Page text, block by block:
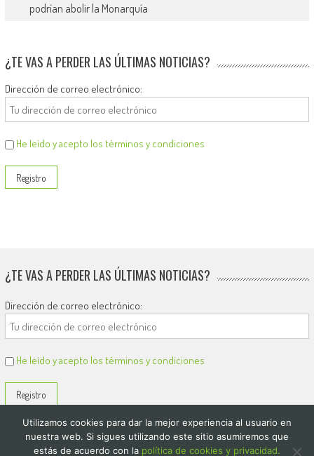
podrían abolir la Monarquía
¿TE VAS A PERDER LAS ÚLTIMAS NOTICIAS?
Dirección de correo electrónico:
He leído y acepto los términos y condiciones
¿TE VAS A PERDER LAS ÚLTIMAS NOTICIAS?
Dirección de correo electrónico:
He leído y acepto los términos y condiciones
Utilizamos cookies para dar la mejor experiencia al usuario en
nuestra web. Si sigues utilizando este sitio asumiremos que
estás de acuerdo con la política de cookies y privacidad.